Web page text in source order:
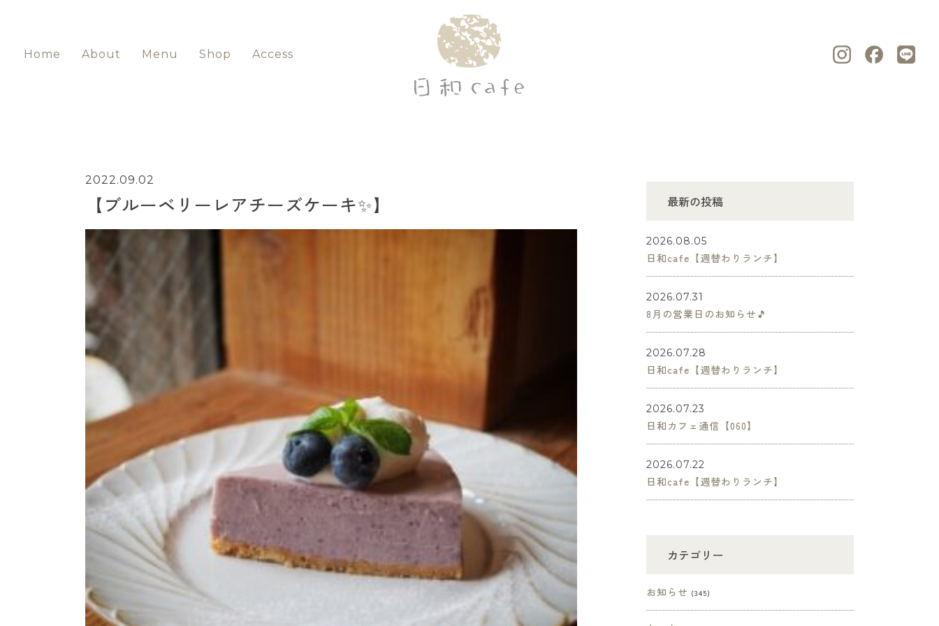
Home About Menu Shop Access
2022.09.02
【ブルーベリーレアチーズケーキ✨️】 最新の投稿
2026.08.05
日和cafe【週替わりランチ】
2026.07.31
8月の営業日のお知らせ🎵
2026.07.28
日和cafe【週替わりランチ】
2026.07.23
日和カフェ通信【060】
2026.07.22
日和cafe【週替わりランチ】
カテゴリー
お知らせ (345)